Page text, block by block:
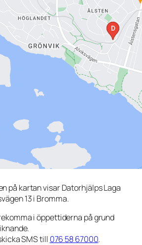
på kartan visar Datorhjälps Laga
13 i Bromma.
i öppettiderna på grund
SMS till 076 58 67000.